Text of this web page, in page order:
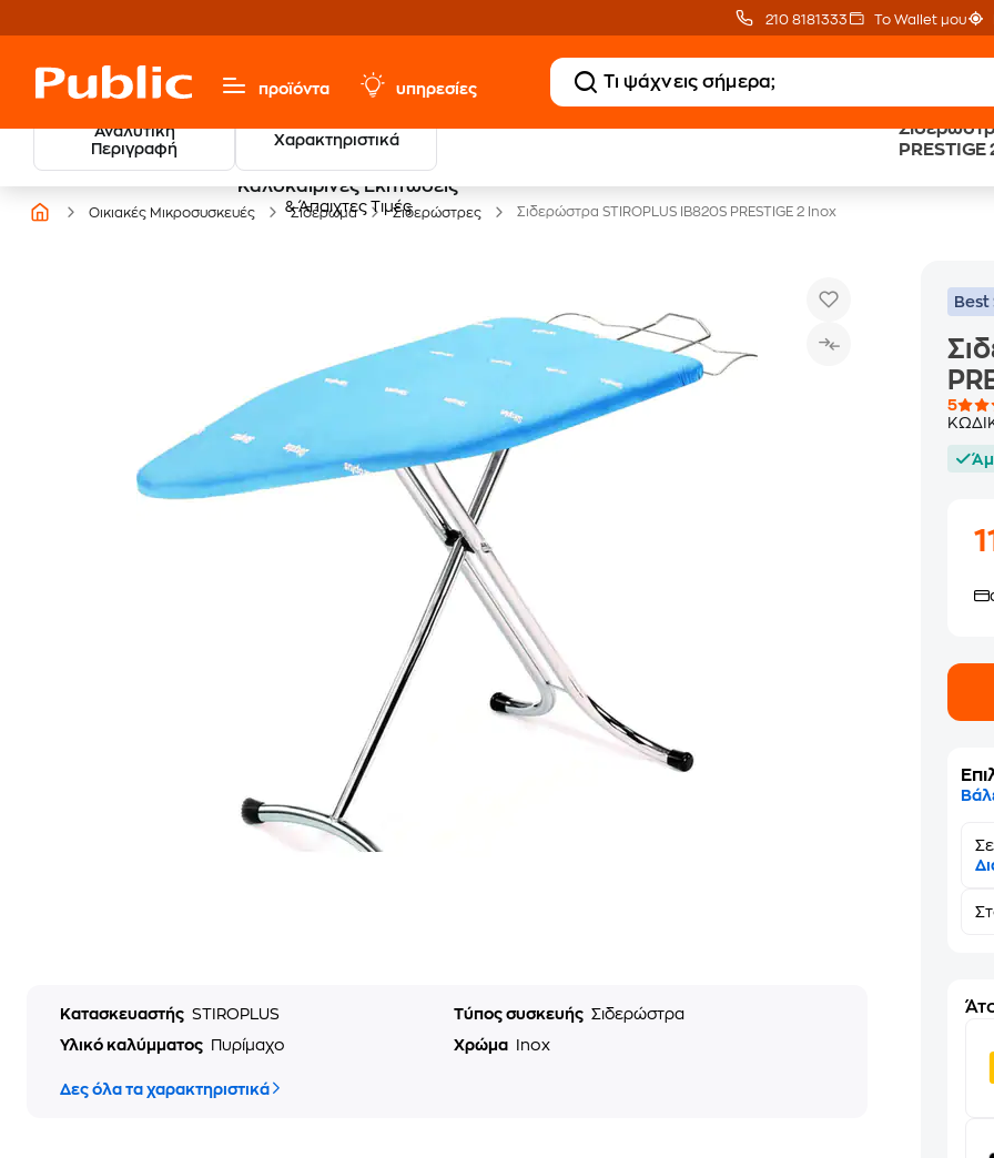
210 8181333 Το Wallet μου
προϊόντα υπηρεσίες
Αναλυτική
Περιγραφή
Χαρακτηριστικά
Καλοκαιρινές Εκπτώσεις
& Άπαιχτες Τιμές
Δωρεάν
Οικιακές Μικροσυσκευές Σιδέρωμα Σιδερώστρες Σιδερώστρα STIROPLUS IB820S PRESTIGE 2 Inox
Κατασκευαστής STIROPLUS Τύπος συσκευής Σιδερώστρα
Υλικό καλύμματος
Πυρίμαχο Χρώμα Inox
Δες όλα τα χαρακτηριστικά
Best
5